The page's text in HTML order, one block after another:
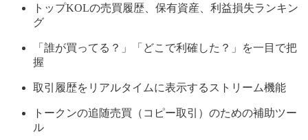
トップKOLの売買履歴、保有資産、利益損失ランキン
グ
「誰が買ってる？」「どこで利確した？」を一目で把
握
取引履歴をリアルタイムに表示するストリーム機能
トークンの追随売買（コピー取引）のための補助ツー
ル